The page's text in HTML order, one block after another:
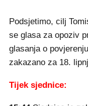
Podsjetimo, cilj
se glasa za opoziv
glasanja o
zakazano za 18.
Tijek sjednice: